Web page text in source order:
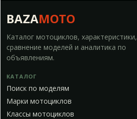
BAZAMOTO
Каталог мотоциклов, характеристики,
сравнение моделей и аналитика по
объявлениям.
КАТАЛОГ
Поиск по моделям
Марки мотоциклов
Классы мотоциклов